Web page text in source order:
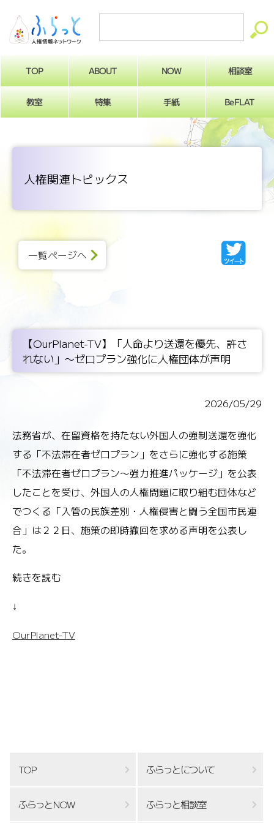
TOP ABOUT NOW 相談室
教室 特集 手紙 BeFLAT
人権関連トピックス
一覧ページへ
【OurPlanet-TV】「人命より送還を優先、許さ
れない」〜ゼロプラン強化に人権団体が声明
2026/05/29
法務省が、在留資格を持たない外国人の強制送還を強化
する「不法滞在者ゼロプラン」をさらに強化する施策
「不法滞在者ゼロプラン〜強力推進パッケージ」を公表
したことを受け、外国人の人権問題に取り組む団体など
でつくる「入管の民族差別・人権侵害と闘う全国市民連
合」は２２日、施策の即時撤回を求める声明を公表し
た。
続きを読む
↓
OurPlanet-TV
TOP ふらっとについて
ふらっとNOW ふらっと相談室